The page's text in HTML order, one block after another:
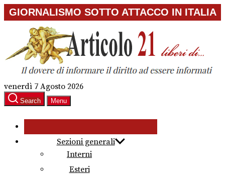
Skip
to
content
GIORNALISMO SOTTO ATTACCO IN ITALIA
venerdì 7 Agosto 2026
Search Menu
Sezioni generali
Interni
Esteri